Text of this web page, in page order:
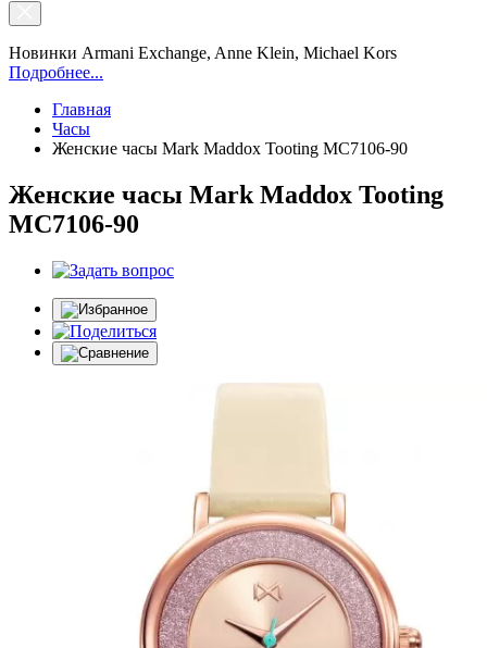
Новинки Armani Exchange, Anne Klein, Michael Kors
Подробнее...
Главная
Часы
Женские часы Mark Maddox Tooting MC7106-90
Женские часы Mark Maddox Tooting
MC7106-90